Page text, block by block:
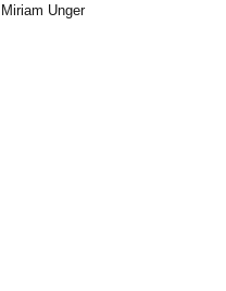
Miriam Unger